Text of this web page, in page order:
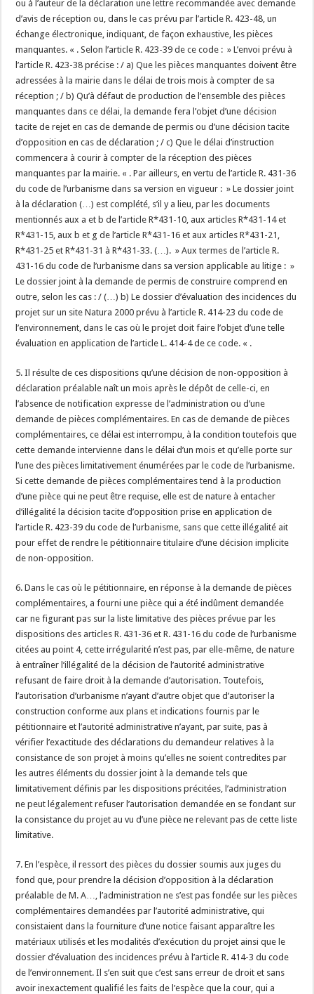
ou à l’auteur de la déclaration une lettre recommandée avec demande
d’avis de réception ou, dans le cas prévu par l’article R. 423-48, un
échange électronique, indiquant, de façon exhaustive, les pièces
manquantes. « . Selon l’article R. 423-39 de ce code : » L’envoi prévu à
l’article R. 423-38 précise : / a) Que les pièces manquantes doivent être
adressées à la mairie dans le délai de trois mois à compter de sa
réception ; / b) Qu’à défaut de production de l’ensemble des pièces
manquantes dans ce délai, la demande fera l’objet d’une décision
tacite de rejet en cas de demande de permis ou d’une décision tacite
d’opposition en cas de déclaration ; / c) Que le délai d’instruction
commencera à courir à compter de la réception des pièces
manquantes par la mairie. « . Par ailleurs, en vertu de l’article R. 431-36
du code de l’urbanisme dans sa version en vigueur : » Le dossier joint
à la déclaration (…) est complété, s’il y a lieu, par les documents
mentionnés aux a et b de l’article R*431-10, aux articles R*431-14 et
R*431-15, aux b et g de l’article R*431-16 et aux articles R*431-21,
R*431-25 et R*431-31 à R*431-33. (…). » Aux termes de l’article R.
431-16 du code de l’urbanisme dans sa version applicable au litige : »
Le dossier joint à la demande de permis de construire comprend en
outre, selon les cas : / (…) b) Le dossier d’évaluation des incidences du
projet sur un site Natura 2000 prévu à l’article R. 414-23 du code de
l’environnement, dans le cas où le projet doit faire l’objet d’une telle
évaluation en application de l’article L. 414-4 de ce code. « .
5. Il résulte de ces dispositions qu’une décision de non-opposition à
déclaration préalable naît un mois après le dépôt de celle-ci, en
l’absence de notification expresse de l’administration ou d’une
demande de pièces complémentaires. En cas de demande de pièces
complémentaires, ce délai est interrompu, à la condition toutefois que
cette demande intervienne dans le délai d’un mois et qu’elle porte sur
l’une des pièces limitativement énumérées par le code de l’urbanisme.
Si cette demande de pièces complémentaires tend à la production
d’une pièce qui ne peut être requise, elle est de nature à entacher
d’illégalité la décision tacite d’opposition prise en application de
l’article R. 423-39 du code de l’urbanisme, sans que cette illégalité ait
pour effet de rendre le pétitionnaire titulaire d’une décision implicite
de non-opposition.
6. Dans le cas où le pétitionnaire, en réponse à la demande de pièces
complémentaires, a fourni une pièce qui a été indûment demandée
car ne figurant pas sur la liste limitative des pièces prévue par les
dispositions des articles R. 431-36 et R. 431-16 du code de l’urbanisme
citées au point 4, cette irrégularité n’est pas, par elle-même, de nature
à entraîner l’illégalité de la décision de l’autorité administrative
refusant de faire droit à la demande d’autorisation. Toutefois,
l’autorisation d’urbanisme n’ayant d’autre objet que d’autoriser la
construction conforme aux plans et indications fournis par le
pétitionnaire et l’autorité administrative n’ayant, par suite, pas à
vérifier l’exactitude des déclarations du demandeur relatives à la
consistance de son projet à moins qu’elles ne soient contredites par
les autres éléments du dossier joint à la demande tels que
limitativement définis par les dispositions précitées, l’administration
ne peut légalement refuser l’autorisation demandée en se fondant sur
la consistance du projet au vu d’une pièce ne relevant pas de cette liste
limitative.
7. En l’espèce, il ressort des pièces du dossier soumis aux juges du
fond que, pour prendre la décision d’opposition à la déclaration
préalable de M. A…, l’administration ne s’est pas fondée sur les pièces
complémentaires demandées par l’autorité administrative, qui
consistaient dans la fourniture d’une notice faisant apparaître les
matériaux utilisés et les modalités d’exécution du projet ainsi que le
dossier d’évaluation des incidences prévu à l’article R. 414-3 du code
de l’environnement. Il s’en suit que c’est sans erreur de droit et sans
avoir inexactement qualifié les faits de l’espèce que la cour, qui a